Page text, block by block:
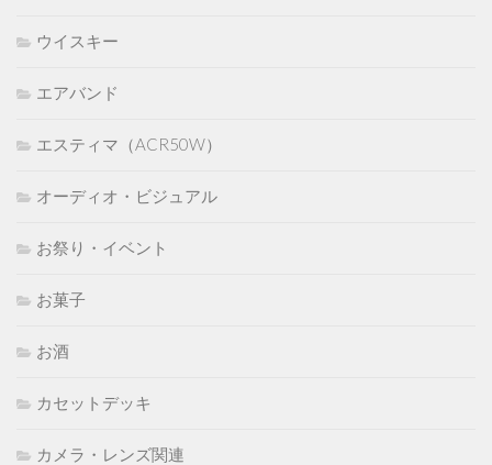
ウイスキー
エアバンド
エスティマ（ACR50W）
オーディオ・ビジュアル
お祭り・イベント
お菓子
お酒
カセットデッキ
カメラ・レンズ関連